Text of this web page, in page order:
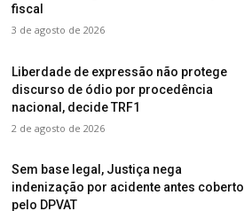
fiscal
3 de agosto de 2026
Liberdade de expressão não protege
discurso de ódio por procedência
nacional, decide TRF1
2 de agosto de 2026
Sem base legal, Justiça nega
indenização por acidente antes coberto
pelo DPVAT